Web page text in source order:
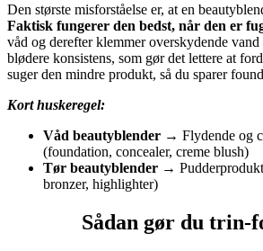
Den største misforståelse er, at en
Faktisk fungerer den bedst, når den er
våd og derefter klemmer overskydende vand
blødere konsistens, som gør det lettere at
suger den mindre produkt, så du sparer
Kort huskeregel:
Våd beautyblender → Flydende og
(foundation, concealer, creme blush)
Tør beautyblender →
bronzer, highlighter)
Sådan gør du trin-